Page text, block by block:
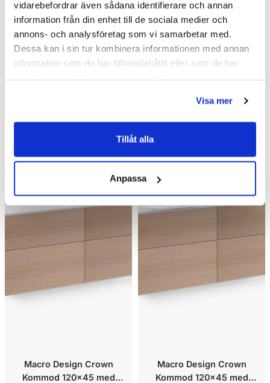
vidarebefordrar även sådana identifierare och annan
information från din enhet till de sociala medier och
annons- och analysföretag som vi samarbetar med.
Dessa kan i sin tur kombinera informationen med annan
information som du har tillhandahållit eller som de har
Visa mer
Tillåt alla
Anpassa
Badrumsmöbler
Liknande produkter
Kampanj
Macro Design Crown
Kommod 120x45 med
Kampanj
Macro Design Crown
Kommod 120x45 med